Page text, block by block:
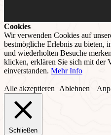
Cookies
Wir verwenden Cookies auf
bestmögliche Erlebnis zu bieten,
und wiederholten Besuche
klicken, erklären Sie sich mit der
einverstanden. Mehr Info
Alle akzeptieren Ablehnen
Schließen